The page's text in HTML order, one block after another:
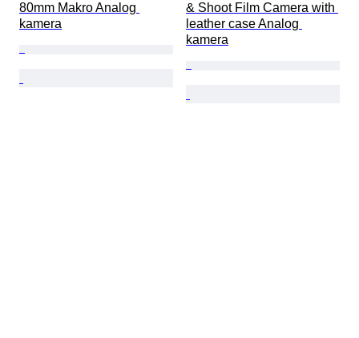
80mm Makro Analog
kamera
& Shoot Film Camera with
leather case Analog
kamera